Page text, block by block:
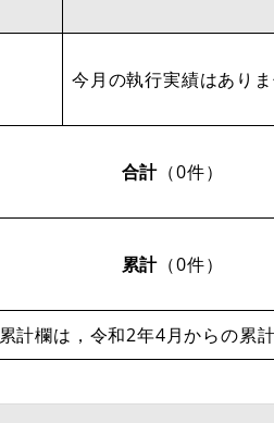
今月の執行実績はありま
合計 （0件）
累計 （0件）
計欄は，令和2年4月からの累計